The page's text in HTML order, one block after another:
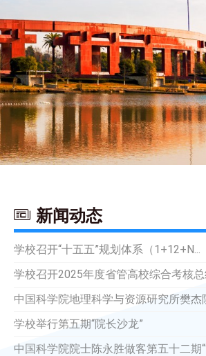
新闻动态
学校召开“十五五”规划体系（1+12+N...
学校召开2025年度省管高校综合考核总
中国科学院地理科学与资源研究所樊杰
学校举行第五期“院长沙龙”
中国科学院院士陈永胜做客第五十二期“